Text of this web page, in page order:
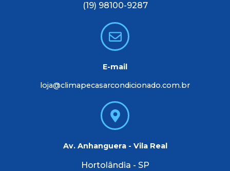
(19) 98100-9287
E-mail
loja@climapecasarcondicionado.com.br
Av. Anhanguera - Vila Real
Hortolândia - SP